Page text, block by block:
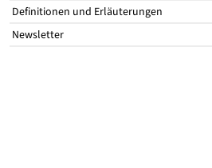
Definitionen und Erläuterungen
Newsletter